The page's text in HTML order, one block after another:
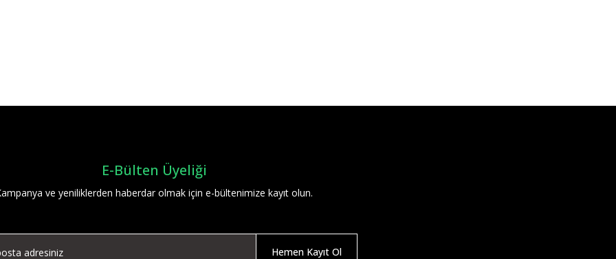
Yorum Yaz
E-Bülten Üyeliği
ve yeniliklerden haberdar olmak için e-bültenimize kayıt olun.
Hemen Kayıt Ol